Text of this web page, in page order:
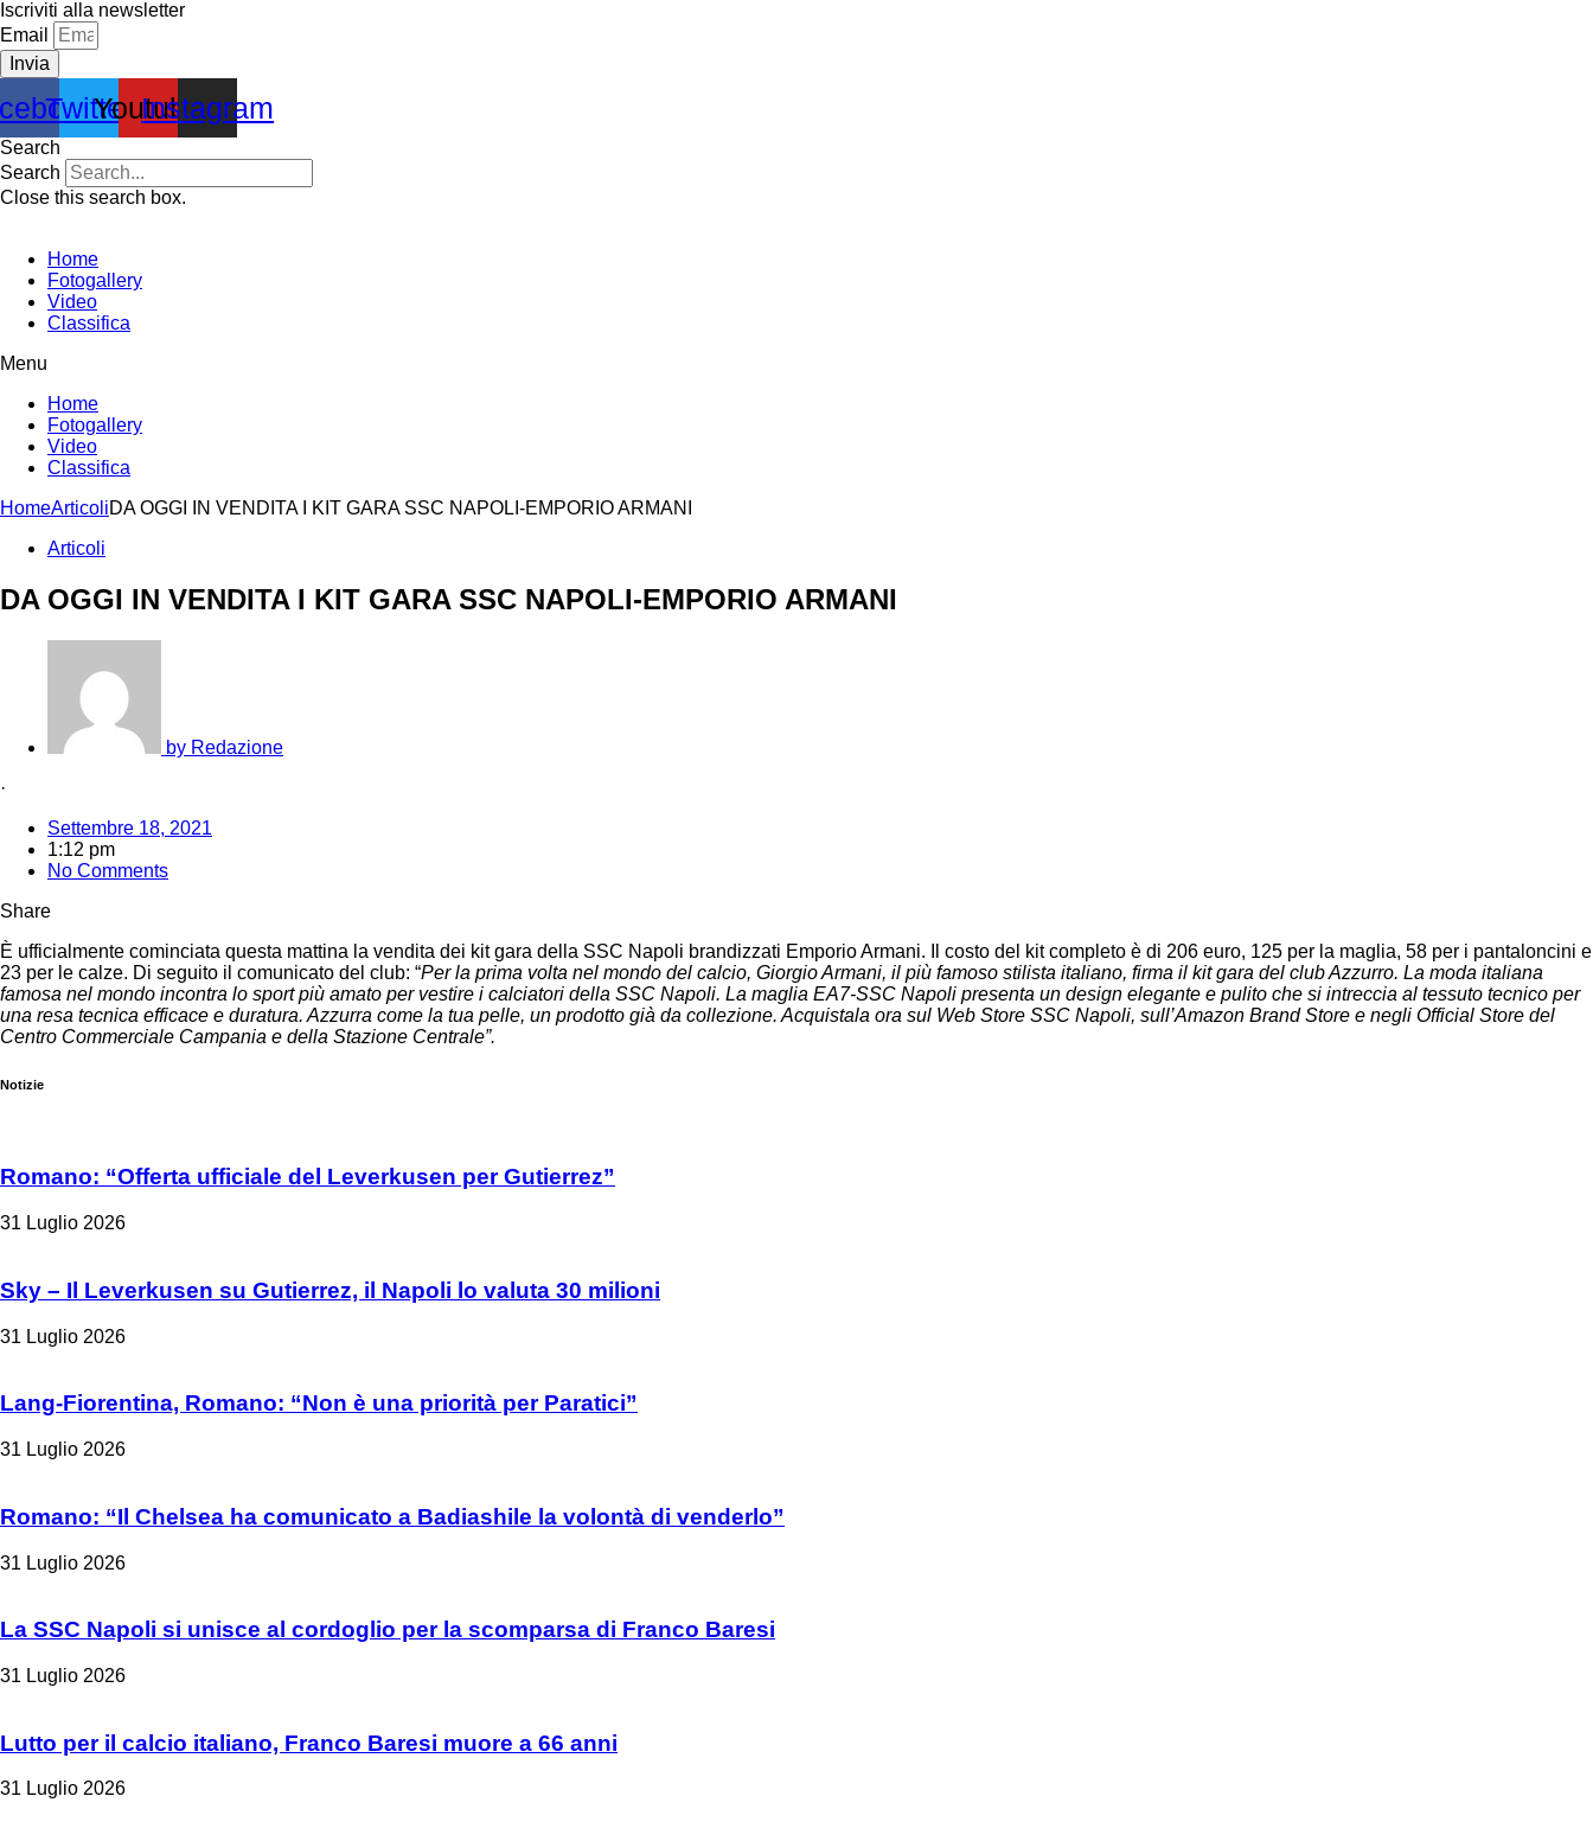
Vai
al
contenuto
Iscriviti alla newsletter
Email
Invia
TwitterYoutube
Instagram
Search
Search
Close this search box.
Home
Fotogallery
Video
Classifica
Menu
Home
Fotogallery
Video
Classifica
HomeArticoliDA OGGI IN VENDITA I KIT GARA SSC NAPOLI-EMPORIO ARMANI
Articoli
DA OGGI IN VENDITA I KIT GARA SSC NAPOLI-EMPORIO ARMANI
by Redazione
·
Settembre 18, 2021
1:12 pm
No Comments
Share
È ufficialmente cominciata questa mattina la vendita dei kit gara della SSC Napoli brandizzati Emporio Armani. Il costo del kit completo è di 206 euro, 125 per la maglia, 58 per i pantaloncini e
23 per le calze. Di seguito il comunicato del club: “Per la prima volta nel mondo del calcio, Giorgio Armani, il più famoso stilista italiano, firma il kit gara del club Azzurro. La moda italiana
famosa nel mondo incontra lo sport più amato per vestire i calciatori della SSC Napoli. La maglia EA7-SSC Napoli presenta un design elegante e pulito che si intreccia al tessuto tecnico per
una resa tecnica efficace e duratura. Azzurra come la tua pelle, un prodotto già da collezione. Acquistala ora sul Web Store SSC Napoli, sull’Amazon Brand Store e negli Official Store del
Centro Commerciale Campania e della Stazione Centrale”.
Notizie
Romano: “Offerta ufficiale del Leverkusen per Gutierrez”
31 Luglio 2026
Sky – Il Leverkusen su Gutierrez, il Napoli lo valuta 30 milioni
31 Luglio 2026
Lang-Fiorentina, Romano: “Non è una priorità per Paratici”
31 Luglio 2026
Romano: “Il Chelsea ha comunicato a Badiashile la volontà di venderlo”
31 Luglio 2026
La SSC Napoli si unisce al cordoglio per la scomparsa di Franco Baresi
31 Luglio 2026
Lutto per il calcio italiano, Franco Baresi muore a 66 anni
31 Luglio 2026